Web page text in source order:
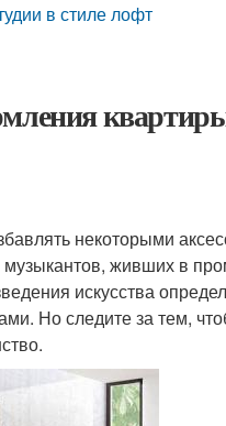
в стиле лофт
некоторыми
музыкантов, живших в
искусства
Но следите за тем,